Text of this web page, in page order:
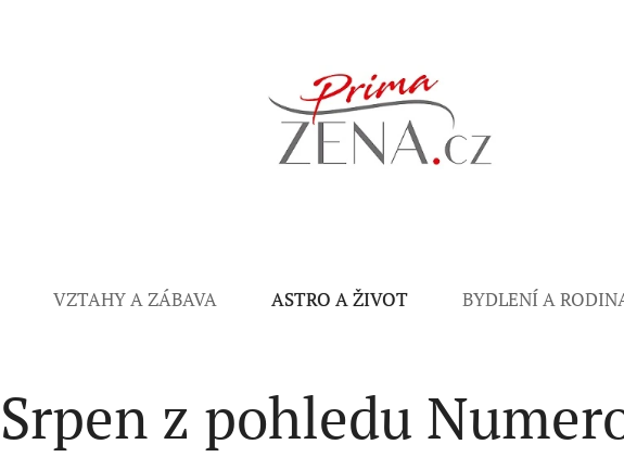
VZTAHY A ZÁBAVA ASTRO A ŽIVOT BYDLENÍ A
Srpen z pohledu